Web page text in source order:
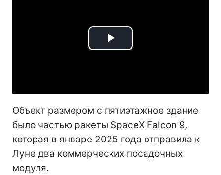
Play
Объект размером с пятиэтажное здание
было частью ракеты SpaceX Falcon 9,
которая в январе 2025 года отправила к
Луне два коммерческих посадочных
модуля.